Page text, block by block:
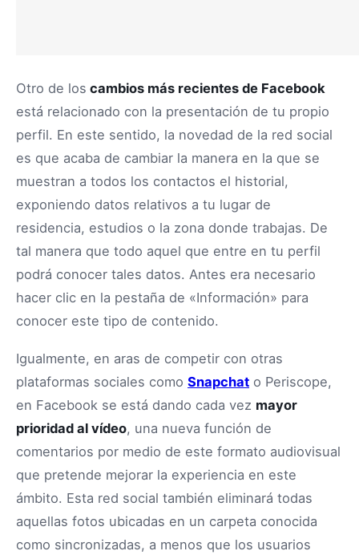
Otro de los cambios más recientes de Facebook
está relacionado con la presentación de tu propio
perfil. En este sentido, la novedad de la red social
es que acaba de cambiar la manera en la que se
muestran a todos los contactos el historial,
exponiendo datos relativos a tu lugar de
residencia, estudios o la zona donde trabajas. De
tal manera que todo aquel que entre en tu perfil
podrá conocer tales datos. Antes era necesario
hacer clic en la pestaña de «Información» para
conocer este tipo de contenido.
Igualmente, en aras de competir con otras
plataformas sociales como Snapchat o Periscope,
en Facebook se está dando cada vez mayor
prioridad al vídeo, una nueva función de
comentarios por medio de este formato audiovisual
que pretende mejorar la experiencia en este
ámbito. Esta red social también eliminará todas
aquellas fotos ubicadas en un carpeta conocida
como sincronizadas, a menos que los usuarios